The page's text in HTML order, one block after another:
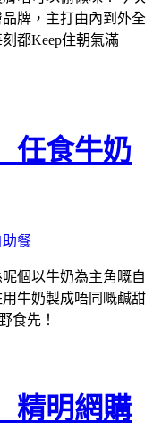
牌，主打由內到外全
都Keep住朝氣滿
任食牛奶
個以牛奶為主角嘅自
牛奶製成唔同嘅鹹甜
食先！
精明網購